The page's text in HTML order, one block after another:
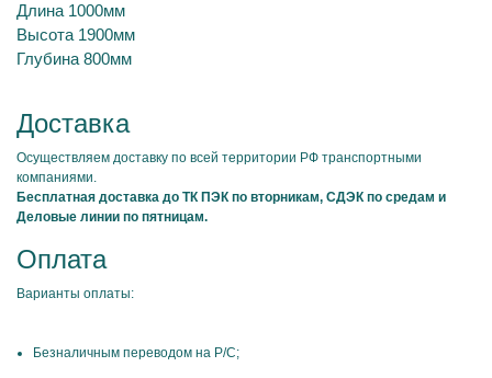
Длина 1000мм
Высота 1900мм
Глубина 800мм
Доставка
Осуществляем доставку по всей территории РФ транспортными
компаниями.
Бесплатная доставка до ТК ПЭК по вторникам, СДЭК по средам и
Деловые линии по пятницам.
Оплата
Варианты оплаты:
Безналичным переводом на Р/С;